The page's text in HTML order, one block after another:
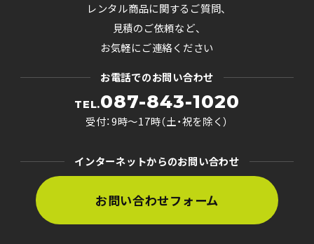
レンタル商品に関するご質問、
見積のご依頼など、
お気軽にご連絡ください
お電話でのお問い合わせ
TEL.087-843-1020
受付：9時〜17時（土・祝を除く）
インターネットからのお問い合わせ
お問い合わせフォーム